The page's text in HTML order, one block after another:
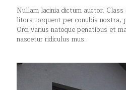
Nullam lacinia dictum auctor.
litora torquent per conubia nostra,
Orci varius natoque penatibus et
nascetur ridiculus mus.